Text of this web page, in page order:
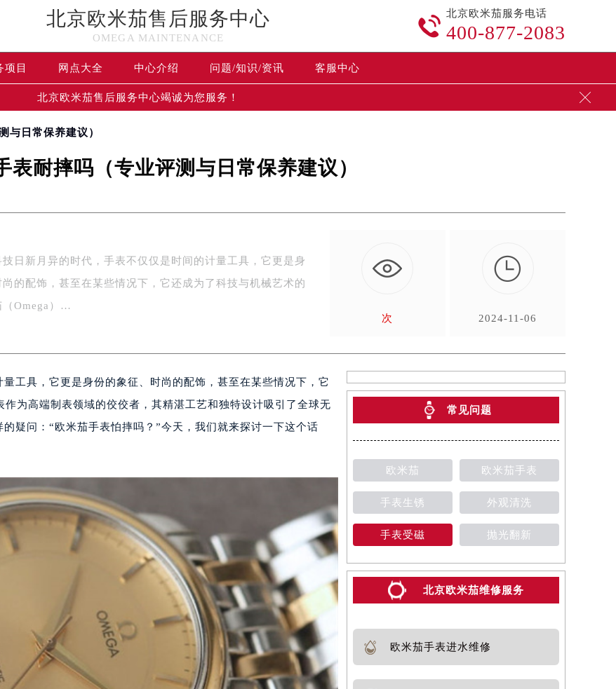
北京欧米茄售后服务中心
OMEGA MAINTENANCE

北京欧米茄服务电话
400-877-2083
项目 网点大全 中心介绍 问题/知识/资讯 客服中心
北京欧米茄售后服务中心竭诚为您服务！ 
与日常保养建议）
表耐摔吗（专业评测与日常保养建议）
日新月异的时代，手表不仅仅是时间的计量工具，它更是身
的配饰，甚至在某些情况下，它还成为了科技与机械艺术的
（Omega）…
次

2024-11-06
工具，它更是身份的象征、时尚的配饰，甚至在某些情况下，它
为高端制表领域的佼佼者，其精湛工艺和独特设计吸引了全球无
疑问：“欧米茄手表怕摔吗？”今天，我们就来探讨一下这个话
常见问题
欧米茄 欧米茄手表
手表生锈 外观清洗
手表受磁 抛光翻新
北京欧米茄维修服务
欧米茄手表进水维修